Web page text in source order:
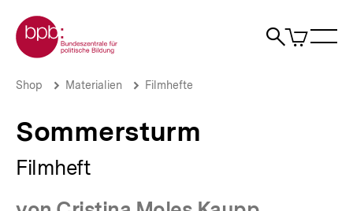
zum
Seiteninhalt
springen
Zur Startseite der bpb
Suche
Artikel
im
Sommersturm
Brotkrümelnavigation
Pfadnavigation
Shop Materialien Filmhefte
Sommersturm
Filmheft